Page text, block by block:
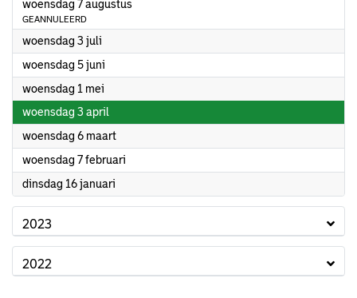
woensdag 7 augustus
GEANNULEERD
woensdag 3 juli
woensdag 5 juni
woensdag 1 mei
woensdag 3 april
woensdag 6 maart2024
woensdag 7 februari
dinsdag 16 januari
2023
2022